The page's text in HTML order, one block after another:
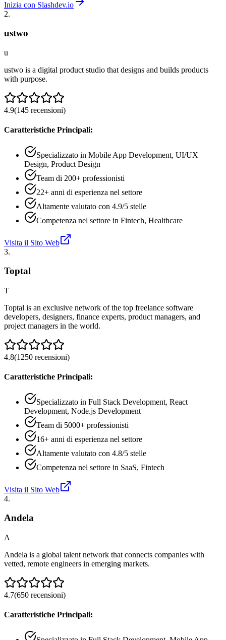
Inizia con Slashdev.io
2.
ustwo
u
ustwo is a digital product studio that designs and builds products
with purpose.
4.9(145 recensioni)
Caratteristiche Principali:
Specializzato in Mobile App Development, UI/UX
Design, Product Design
Team di 200+ professionisti
22+ anni di esperienza nel settore
Altamente valutato con 4.9/5 stelle
Competenza nel settore in Fintech, Healthcare
Visita il Sito Web
3.
Toptal
T
Toptal is an exclusive network of the top freelance software
developers, designers, finance experts, product managers, and
project managers in the world.
4.8(1250 recensioni)
Caratteristiche Principali:
Specializzato in Full Stack Development, React
Development, Node.js Development
Team di 5000+ professionisti
16+ anni di esperienza nel settore
Altamente valutato con 4.8/5 stelle
Competenza nel settore in SaaS, Fintech
Visita il Sito Web
4.
Andela
A
Andela is a global talent network that connects companies with
vetted, remote engineers in emerging markets.
4.7(650 recensioni)
Caratteristiche Principali: